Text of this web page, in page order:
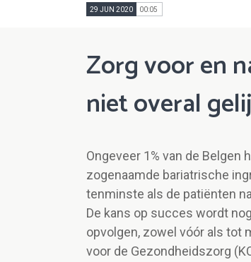
29 JUN 2020 00:05
Zorg voor en
niet overal
Ongeveer 1% van de
zogenaamde bariatrische
tenminste als de patiënten
De kans op succes wordt
opvolgen, zowel vóór als tot
voor de Gezondheidszorg